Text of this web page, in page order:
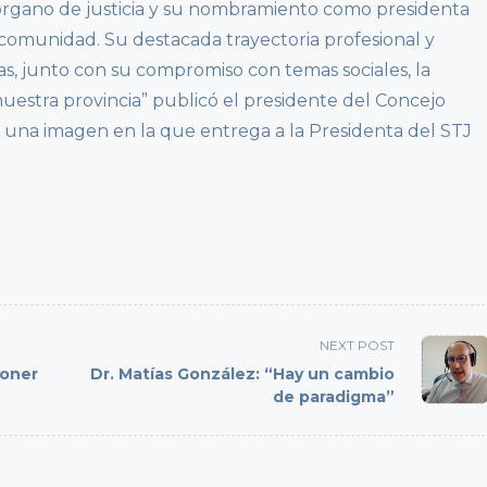
de justicia y su nombramiento como presidenta
Su destacada trayectoria profesional y
junto con su compromiso con temas sociales, la
provincia” publicó el presidente del Concejo
imagen en la que entrega a la Presidenta del STJ
NEXT POST
Dr. Matías González: “Hay un cambio
de paradigma”